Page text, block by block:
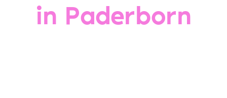
in Paderborn